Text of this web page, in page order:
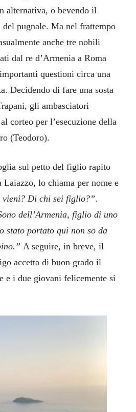
alternativa, o bevendo il
pugnale. Ma nel frattempo
anche tre nobili
dal re d’Armenia a Roma
questioni circa una
Decidendo di fare una sosta
gli ambasciatori
corteo per l’esecuzione della
(Teodoro).
sul petto del figlio rapito
lo chiama per nome e
vieni? Di chi sei figlio?”.
dell’Armenia, figlio di uno
stato portato qui non so da
A seguire, in breve, il
accetta di buon grado il
e i due giovani felicemente si